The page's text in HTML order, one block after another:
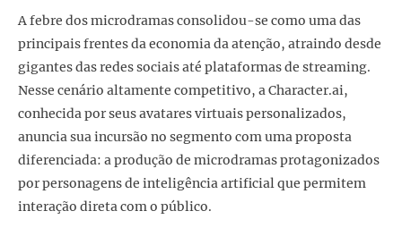
A febre dos microdramas consolidou-se como uma das
principais frentes da economia da atenção, atraindo desde
gigantes das redes sociais até plataformas de streaming.
Nesse cenário altamente competitivo, a Character.ai,
conhecida por seus avatares virtuais personalizados,
anuncia sua incursão no segmento com uma proposta
diferenciada: a produção de microdramas protagonizados
por personagens de inteligência artificial que permitem
interação direta com o público.